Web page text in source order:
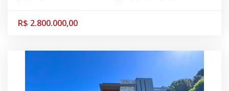
R$ 2.800.000,00